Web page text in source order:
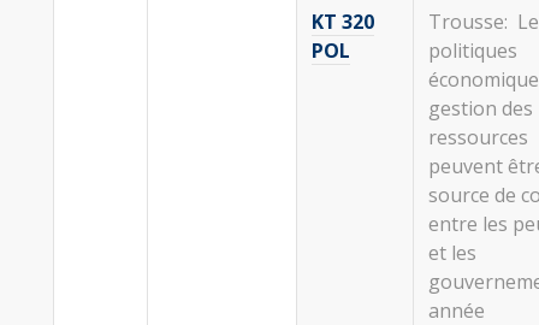
KT 320
POL
Trousse:
politiques
gestion des
ressources
peuvent
source de
entre les
et les
année